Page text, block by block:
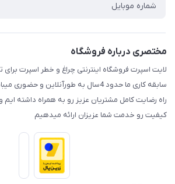
مختصری درباره فروشگاه
لایت اسپرت فروشگاه اینترنتی چراغ و خطر اسپرت برای
سابقه کاری ما حدود 4سال به طورآنلاین و
راه رضایت کامل مشتریان عزیز رو به همراه داشته ایم
کیفیت رو خدمت شما عزیزان ارائه میدهیم